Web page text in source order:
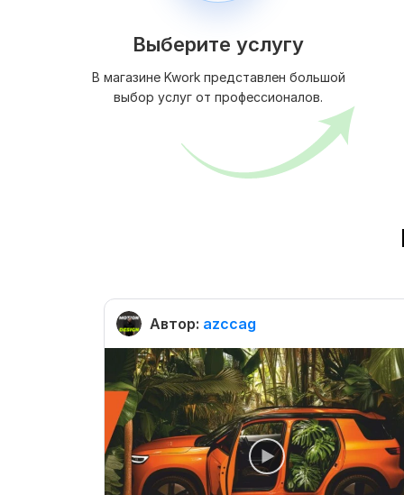
Выберите услугу
В магазине Kwork представлен большой
выбор услуг от профессионалов.
Автор: azccag